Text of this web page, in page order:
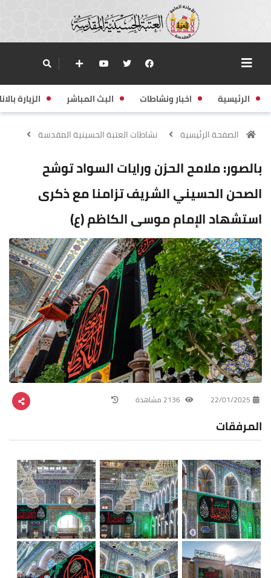
الرئيسية اخبار ونشاطات البث المباشر الزيارة
الصفحة الرئيسية نشاطات العتبة الحسينية المقدسة
بالصور: ملامح الحزن ورايات السواد توشح
الصحن الحسيني الشريف تزامنا مع ذكرى
استشهاد الإمام موسى الكاظم (ع)
22/01/2025
المرفقات